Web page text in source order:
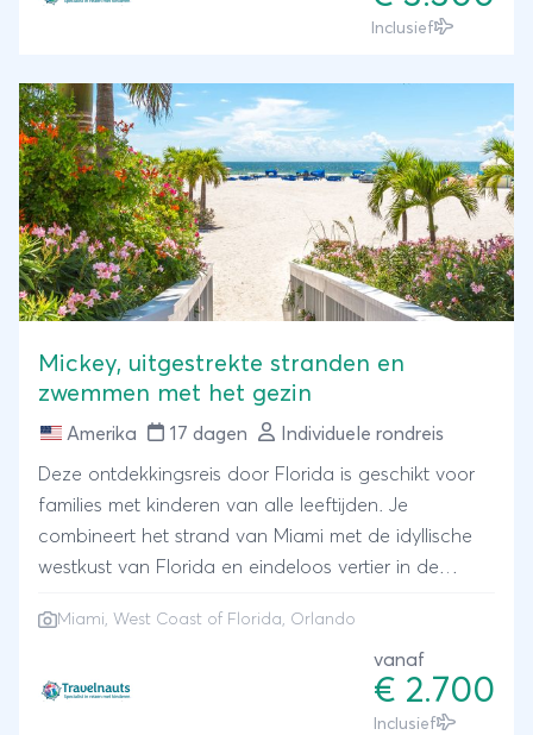
Los Angeles. Een prachtige rondreis voor het hele
gezin in een aangenaam reistempo, zodat deze
Inclusief
Mickey, uitgestrekte stranden en
zwemmen met het gezin
Amerika 17 dagen Individuele rondreis
Deze ontdekkingsreis door Florida is geschikt voor
families met kinderen van alle leeftijden. Je
combineert het strand van Miami met de idyllische
westkust van Florida en eindeloos vertier in de
en oud is gegarandeerd! Je verblijft in de betere
hotels waar je samen met de kinderen voldoende
ruimte hebt. Welkom in Florida, de Sunshine State!
Miami, West Coast of Florida, Orlando
vanaf
€ 2.700
Inclusief